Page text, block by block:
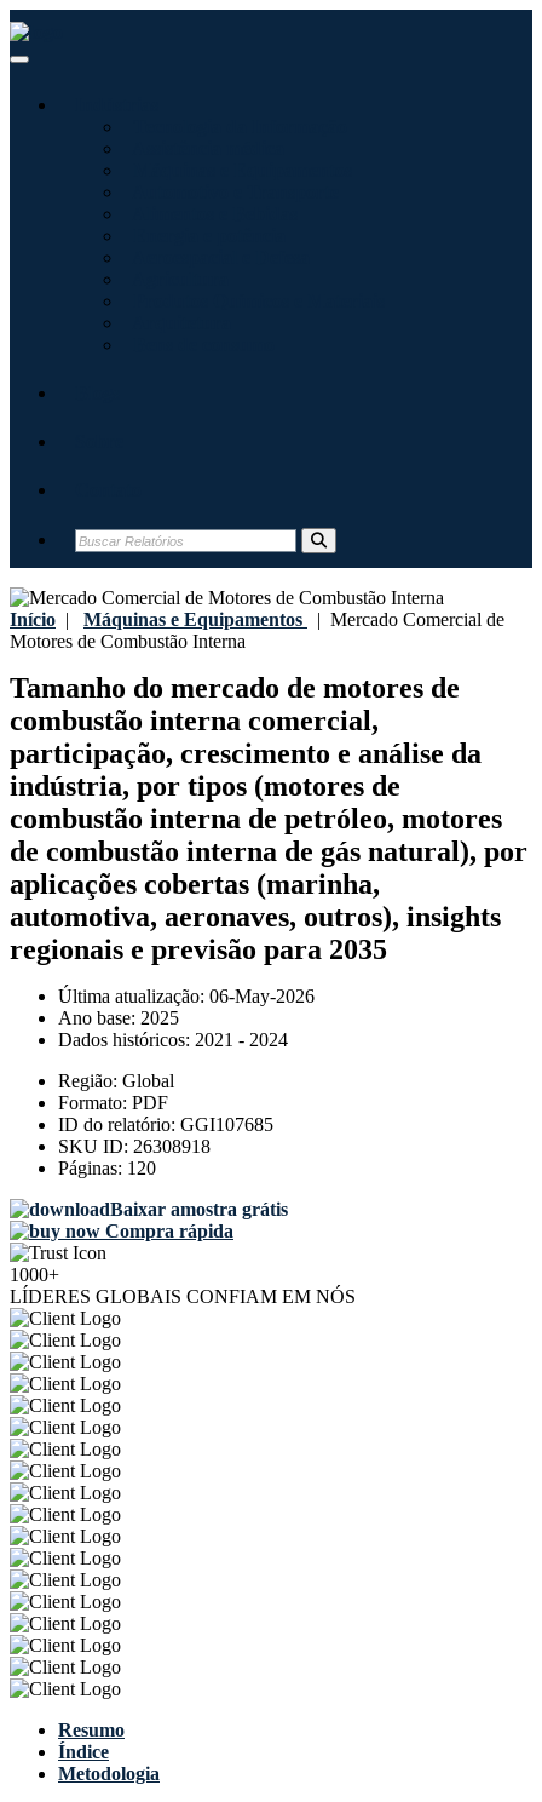
Início | Máquinas e Equipamentos | Mercado Comercial de
Motores de Combustão Interna
Tamanho do mercado de motores de
combustão interna comercial,
participação, crescimento e análise da
indústria, por tipos (motores de
combustão interna de petróleo, motores
de combustão interna de gás natural), por
aplicações cobertas (marinha,
automotiva, aeronaves, outros), insights
regionais e previsão para 2035
Última atualização: 06-May-2026
Ano base: 2025
Dados históricos: 2021 - 2024
Região: Global
Formato: PDF
ID do relatório: GGI107685
SKU ID: 26308918
Páginas: 120
Baixar amostra grátis
Compra rápida
1000+
LÍDERES GLOBAIS CONFIAM EM NÓS
Resumo
Índice
Metodologia